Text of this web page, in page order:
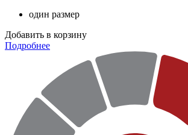
один размер
Добавить в корзину
Подробнее